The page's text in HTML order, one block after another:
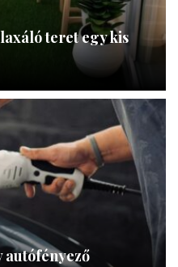
teret egy kis
autófényező